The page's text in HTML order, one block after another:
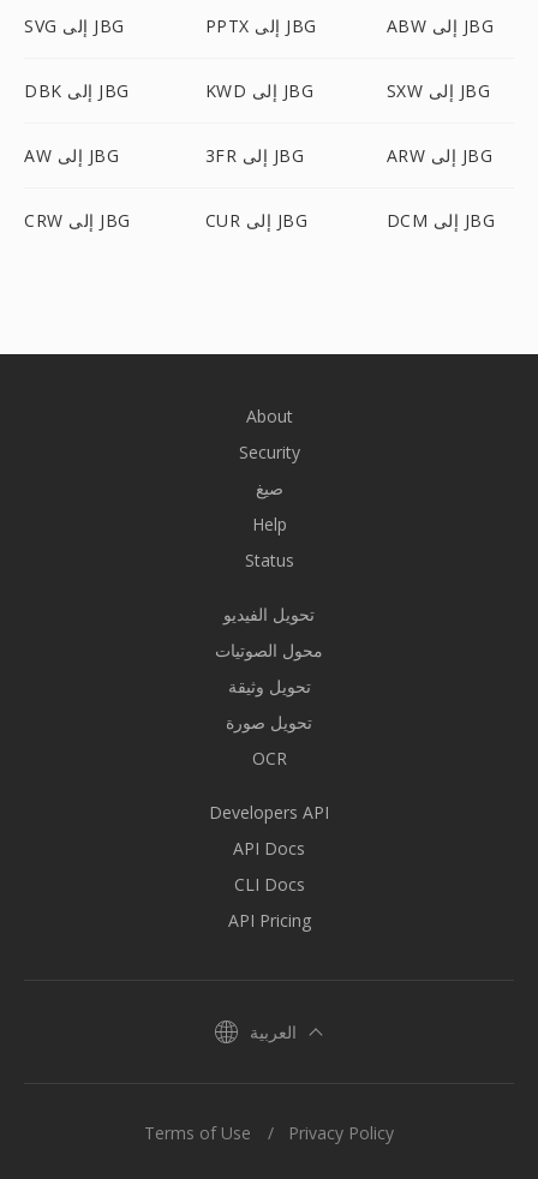
SVG إلى JBG PPTX إلى JBG ABW إلى JBG
DBK إلى JBG KWD إلى JBG SXW إلى JBG
AW إلى JBG 3FR إلى JBG ARW إلى JBG
CRW إلى JBG CUR إلى JBG DCM إلى JBG
About
Security
صيغ
Help
Status
تحويل الفيديو
محول الصوتيات
تحويل وثيقة
تحويل صورة
OCR
Developers API
API Docs
CLI Docs
API Pricing
العربية
Terms of Use Privacy Policy